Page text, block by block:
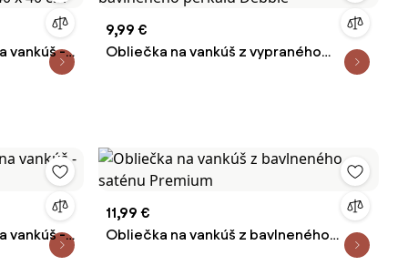
vankúš -
x 40 cm
9,99 €
Obliečka na vankúš z vypraného
vankúš -
11,99 €
Obliečka na vankúš z bavlneného